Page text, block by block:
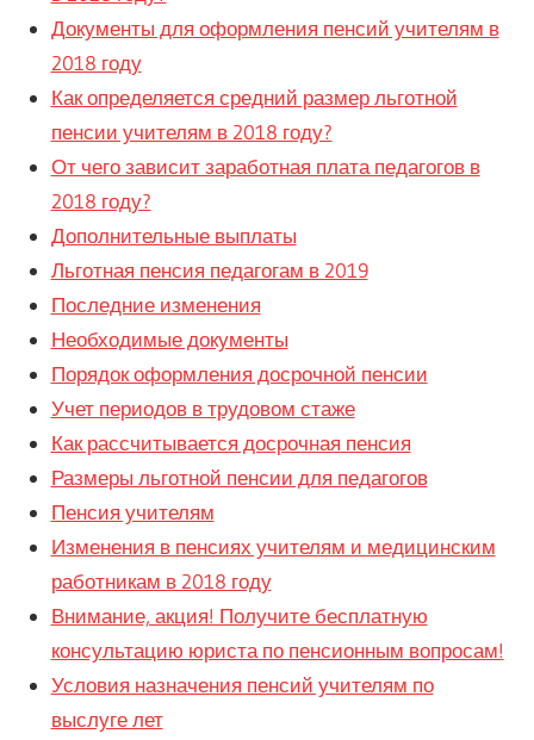
Документы для оформления пенсий учителям в
2018 году
Как определяется средний размер льготной
пенсии учителям в 2018 году?
От чего зависит заработная плата педагогов в
2018 году?
Дополнительные выплаты
Льготная пенсия педагогам в 2019
Последние изменения
Необходимые документы
Порядок оформления досрочной пенсии
Учет периодов в трудовом стаже
Как рассчитывается досрочная пенсия
Размеры льготной пенсии для педагогов
Пенсия учителям
Изменения в пенсиях учителям и медицинским
работникам в 2018 году
Внимание, акция! Получите бесплатную
консультацию юриста по пенсионным вопросам!
Условия назначения пенсий учителям по
выслуге лет